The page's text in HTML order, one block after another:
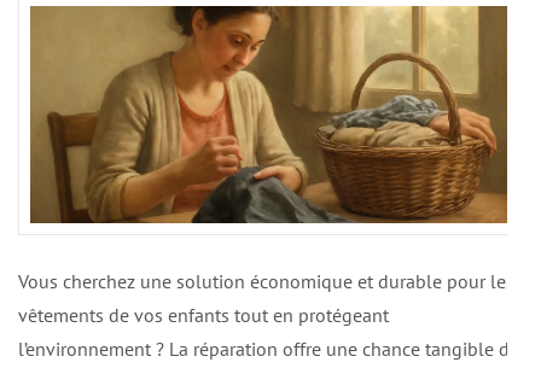
Vous cherchez une solution économique et durable pour les
vêtements de vos enfants tout en protégeant
l’environnement ? La réparation offre une chance tangible de